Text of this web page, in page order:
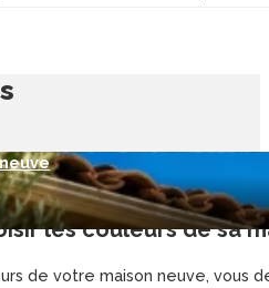
les couleurs de sa
de votre maison neuve, vous